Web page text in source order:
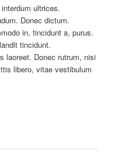
ultrices.
Donec dictum.
in, tincidunt a, purus.
tincidunt.
laoreet. Donec rutrum, nisi
libero, vitae vestibulum